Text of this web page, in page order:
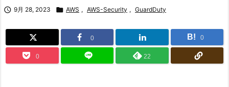
 9月 28, 2023  AWS , AWS-Security , GuardDuty
0 B! 0
0 22